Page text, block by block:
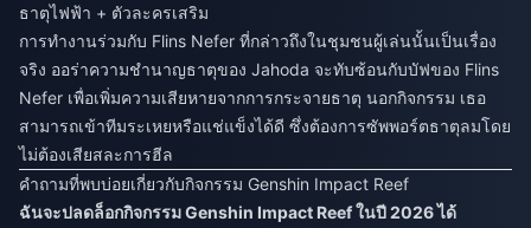
ธาตุไฟฟ้า + ตัวละครเสริม
การทำงานร่วมกับ Flins Nefer ที่กล่าวถึงในชุมชนผู้เล่นนั้นเป็นเรื่อง
จริง ออร่าความชำนาญธาตุของ Jahoda จะทับซ้อนกับบัฟของ Flins
Nefer เพื่อเพิ่มความเสียหายจากการกระจายธาตุ นอกกิจกรรม เธอ
สามารถเข้าทีมระเหยหรือแช่แข็งได้ดี ซึ่งต้องการซัพพอร์ตธาตุลมโดย
ไม่ต้องเสียสละการฮีล
คำถามที่พบบ่อยเกี่ยวกับกิจกรรม Genshin Impact Reef
ฉันจะปลดล็อกกิจกรรม Genshin Impact Reef ในปี 2026 ได้